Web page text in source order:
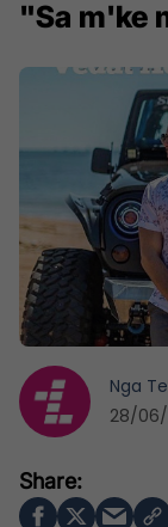
"Sa m'ke
Nga
28/06/